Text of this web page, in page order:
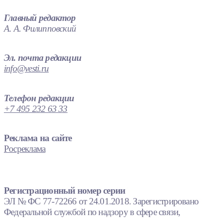
Главный редактор
А. А. Филипповский
Эл. почта редакции
info@vesti.ru
Телефон редакции
+7 495 232 63 33
Реклама на сайте
Росреклама
Регистрационный номер серии
ЭЛ № ФС 77-72266 от 24.01.2018. Зарегистрировано
Федеральной службой по надзору в сфере связи,